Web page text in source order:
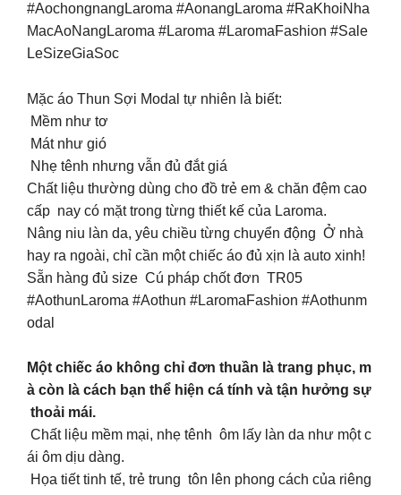
#AochongnangLaroma #AonangLaroma #RaKhoiNha
MacAoNangLaroma #Laroma #LaromaFashion #Sale
LeSizeGiaSoc
Mặc áo Thun Sợi Modal tự nhiên là biết:
Mềm như tơ
Mát như gió
Nhẹ tênh nhưng vẫn đủ đắt giá
Chất liệu thường dùng cho đồ trẻ em & chăn đệm cao
cấp nay có mặt trong từng thiết kế của Laroma.
Nâng niu làn da, yêu chiều từng chuyển động Ở nhà
hay ra ngoài, chỉ cần một chiếc áo đủ xịn là auto xinh!
Sẵn hàng đủ size Cú pháp chốt đơn TR05
#AothunLaroma #Aothun #LaromaFashion #Aothunm
odal
Một chiếc áo không chỉ đơn thuần là trang phục, m
à còn là cách bạn thể hiện cá tính và tận hưởng sự
thoải mái.
Chất liệu mềm mại, nhẹ tênh ôm lấy làn da như một c
ái ôm dịu dàng.
Họa tiết tinh tế, trẻ trung tôn lên phong cách của riêng